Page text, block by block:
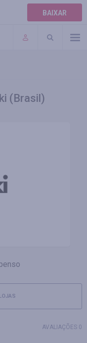
BAIXAR
(Brasil)
AVALIAÇÕES 0